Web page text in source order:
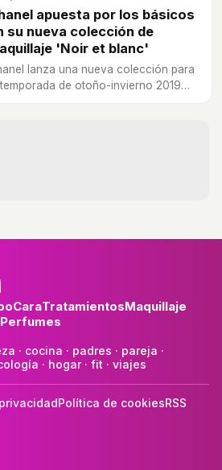
apuesta por los básicos
su nueva colección de
'Noir et blanc'
lanza una nueva colección para
temporada de otoño-invierno 2019
CaraTratamientosMaquillaje
Perfumes
· cocina · padres · pareja ·
· hogar· fit · viajes
Política de cookiesRSS